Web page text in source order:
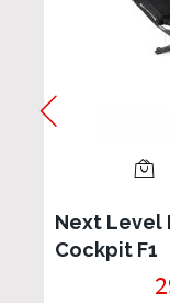
Next Level
Cockpit F1